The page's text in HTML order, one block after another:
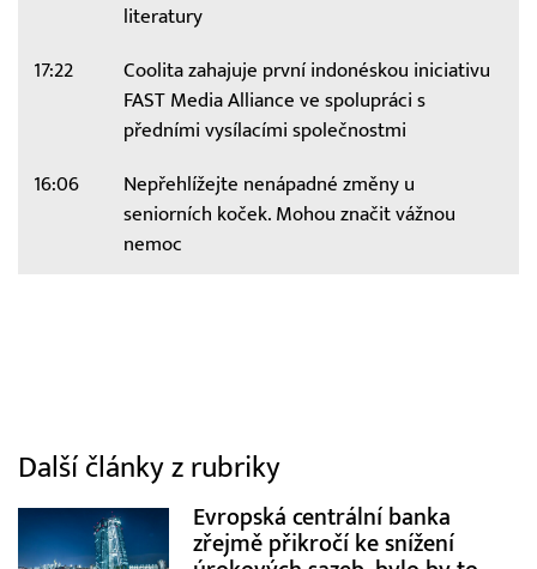
literatury
17:22
Coolita zahajuje první indonéskou iniciativu
FAST Media Alliance ve spolupráci s
předními vysílacími společnostmi
16:06
Nepřehlížejte nenápadné změny u
seniorních koček. Mohou značit vážnou
nemoc
Další články z rubriky
Evropská centrální banka
zřejmě přikročí ke snížení